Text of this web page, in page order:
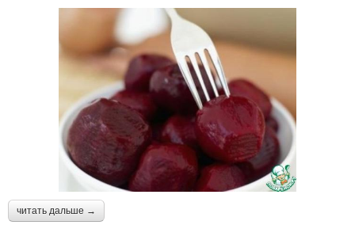
читать дальше →